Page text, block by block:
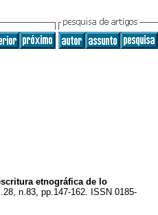
etnográfica de lo
n.83, pp.147-162. ISSN 0185-